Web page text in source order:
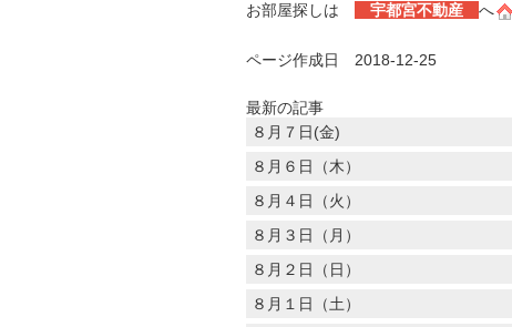
お部屋探しは
宇都宮不動産 へ
ページ作成日 2018-12-25
最新の記事
８月７日(金)
８月６日（木）
８月４日（火）
８月３日（月）
８月２日（日）
８月１日（土）